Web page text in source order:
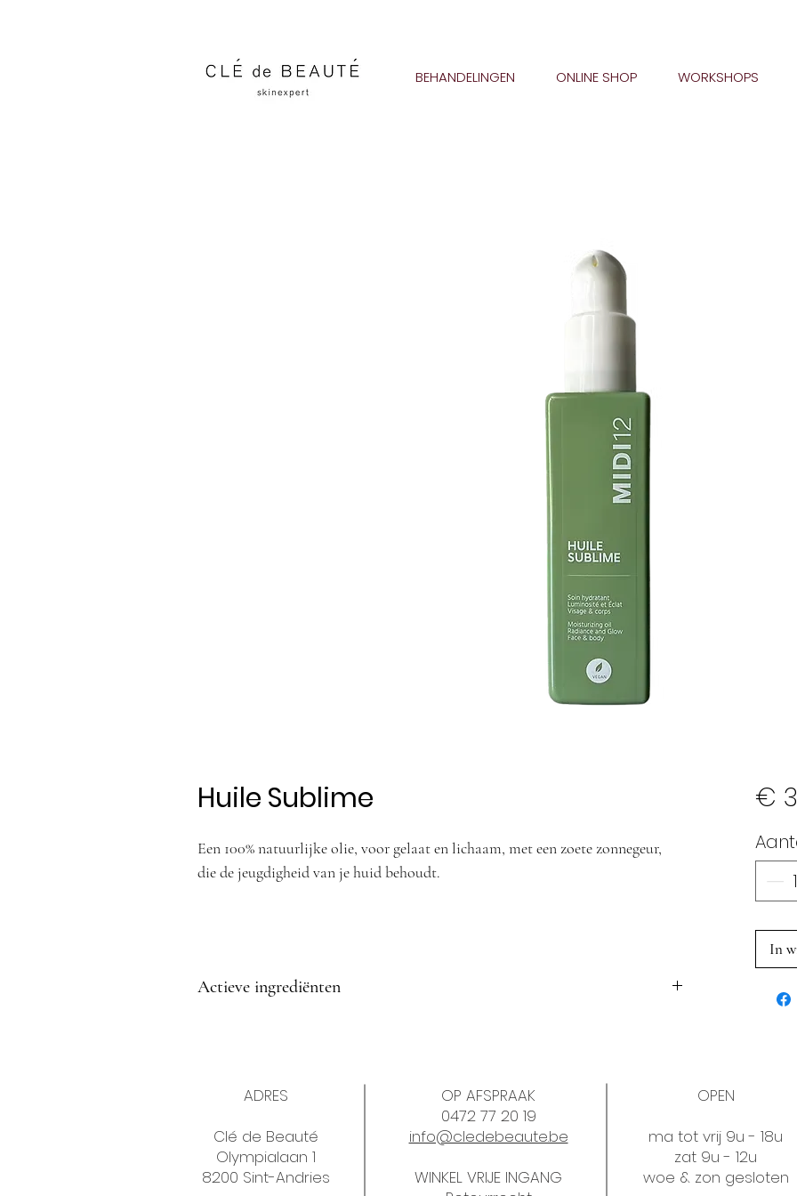
BEHANDELINGEN ONLINE SHOP WORKSHOPS
Huile Sublime
Een 100% natuurlijke olie, voor gelaat en lichaam, met een zoete zonnegeur,
die de jeugdigheid van je huid behoudt.
Actieve ingrediënten
€
In
OP AFSPRAAK
0472 77 20 19
info@cledebeaute.be
WINKEL VRIJE INGANG
OPEN
ma tot vrij 9u - 18u
zat 9u - 12u
woe & zon gesloten
ADRES
Clé de Beauté
Olympialaan 1
8200 Sint-Andries